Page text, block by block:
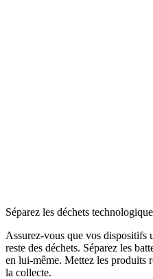
Séparez les déchets
Assurez-vous que vos dispositifs
reste des déchets. Séparez les
en lui-même. Mettez les produits
la collecte.